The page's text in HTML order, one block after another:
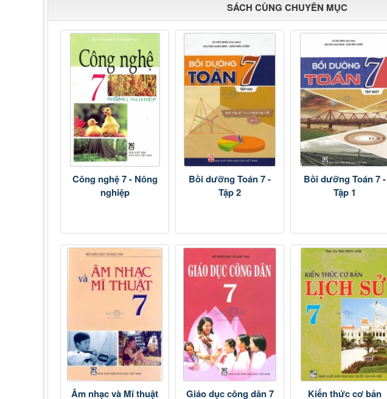
SÁCH CÙNG CHUYÊN MỤC
Công nghệ 7 - Nông
nghiệp
Bồi dưỡng Toán 7 -
Tập 2
Bồi dưỡng Toán 7 -
Tập 1
Âm nhạc và Mĩ thuật Giáo dục công dân 7 Kiến thức cơ bản